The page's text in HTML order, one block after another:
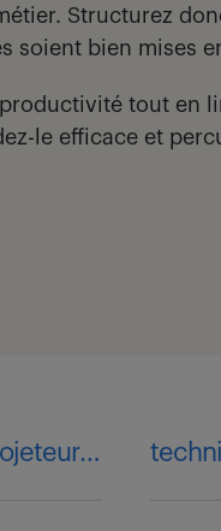
Structurez
soient bien mises
tout en
le efficace et
dessinateur-projeteur mécanique